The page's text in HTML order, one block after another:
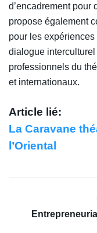
d’encadrement pour
propose également
pour les
dialogue interculturel
professionnels du
et internationaux.
Article lié:
La Caravane
l’Oriental